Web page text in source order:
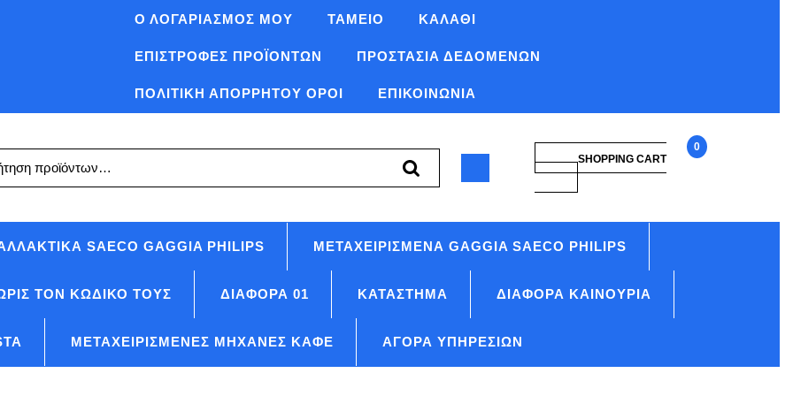
Ο ΛΟΓΑΡΙΑΣΜΌΣ ΜΟΥ ΤΑΜΕΊΟ ΚΑΛΆΘΙ
ΕΠΙΣΤΡΟΦΈΣ ΠΡΟΪΟΝΤΩΝ ΠΡΟΣΤΑΣΊΑ ΔΕΔΟΜΈΝΩΝ
ΠΟΛΙΤΙΚΉ ΑΠΟΡΡΉΤΟΥ ΌΡΟΙ ΕΠΙΚΟΙΝΩΝΊΑ
996530004259
0
SHOPPING CART
SHOPPING
CART
SAECO GAGGIA PHILIPS ΜΕΤΑΧΕΙΡΙΣΜΈΝΑ GAGGIA SAECO PHILIPS
ΤΟΝ ΚΩΔΙΚΌ ΤΟΥΣ ΔΙΑΦΟΡΑ 01 ΚΑΤΆΣΤΗΜΑ ΔΙΆΦΟΡΑ ΚΑΙΝΟΎΡΙΑ
ΜΕΤΑΧΕΙΡΙΣΜΈΝΕΣ ΜΗΧΑΝΈΣ ΚΑΦΈ ΑΓΟΡΆ ΥΠΗΡΕΣΙΏΝ